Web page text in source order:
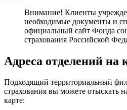
Внимание! Клиенты
необходимые документы и
официальный сайт Фонда
страхования Российской
Адреса отделений на
Подходящий территориальный
страхования вы можете отыскать
карте: